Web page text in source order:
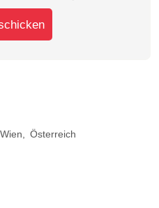
Wien
Österreich